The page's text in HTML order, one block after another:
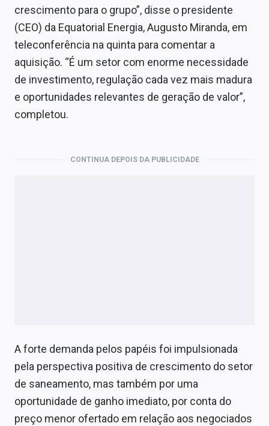
crescimento para o grupo”, disse o presidente
(CEO) da Equatorial Energia, Augusto Miranda, em
teleconferência na quinta para comentar a
aquisição. “É um setor com enorme necessidade
de investimento, regulação cada vez mais madura
e oportunidades relevantes de geração de valor”,
completou.
CONTINUA DEPOIS DA PUBLICIDADE
A forte demanda pelos papéis foi impulsionada
pela perspectiva positiva de crescimento do setor
de saneamento, mas também por uma
oportunidade de ganho imediato, por conta do
preço menor ofertado em relação aos negociados